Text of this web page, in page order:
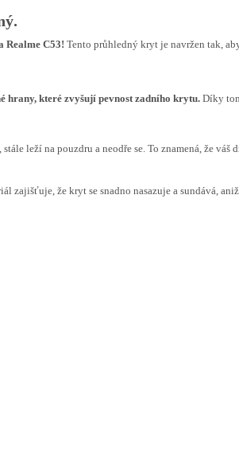
Realme C53! Tento průhledný kryt je navržen tak,
hrany, které zvyšují pevnost zadního krytu. Díky
leží na pouzdru a neodře se. To znamená, že váš
zajišťuje, že kryt se snadno nasazuje a sundává,